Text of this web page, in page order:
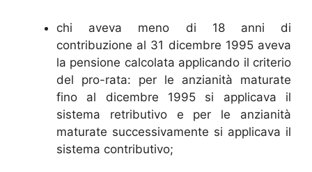
chi aveva meno di 18 anni di
contribuzione al 31 dicembre 1995 aveva
la pensione calcolata applicando il criterio
del pro-rata: per le anzianità maturate
fino al dicembre 1995 si applicava il
sistema retributivo e per le anzianità
maturate successivamente si applicava il
sistema contributivo;